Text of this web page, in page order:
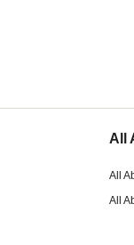
All
All
All